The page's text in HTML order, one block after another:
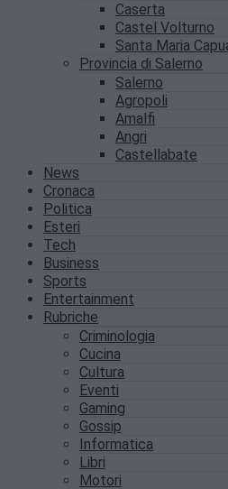
Caserta
Castel Volturno
Santa Maria
Provincia di Salerno
Salerno
Agropoli
Amalfi
Angri
Castellabate
News
Cronaca
Politica
Esteri
Tech
Business
Sports
Entertainment
Rubriche
Criminologia
Cucina
Cultura
Eventi
Gaming
Gossip
Informatica
Libri
Motori